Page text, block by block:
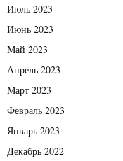
Июль 2023
Июнь 2023
Май 2023
Апрель 2023
Март 2023
Февраль 2023
Январь 2023
Декабрь 2022